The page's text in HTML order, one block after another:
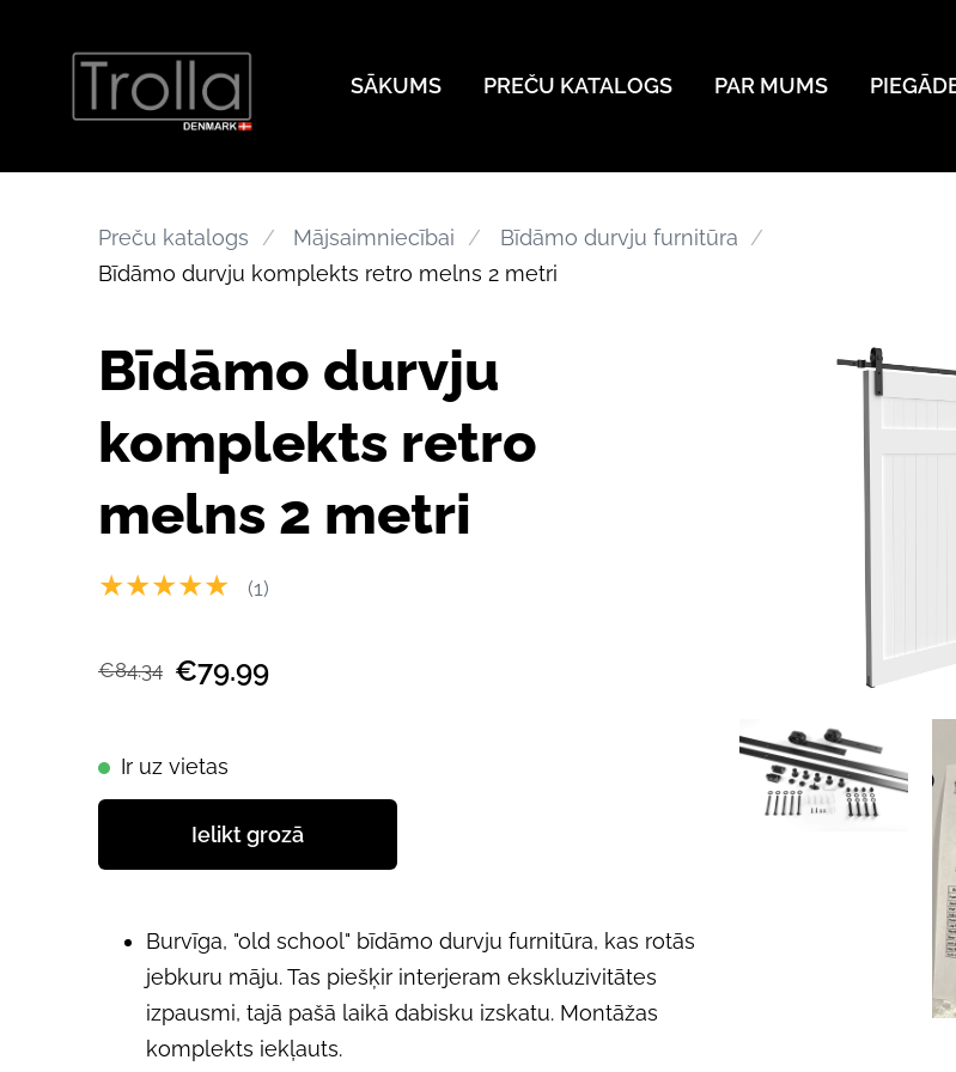
SĀKUMS PREČU KATALOGS PAR MUMS
Preču katalogs Mājsaimniecībai
Bīdāmo durvju furnitūra
Bīdāmo durvju komplekts retro melns 2 metri
Bīdāmo durvju
komplekts retro
melns 2 metri
★★★★★ (1)
€84.34 €79.99
Ir uz vietas
Ielikt grozā
Burvīga, "old school" bīdāmo durvju furnitūra, kas rotās
jebkuru māju. Tas piešķir interjeram ekskluzivitātes
izpausmi, tajā pašā laikā dabisku izskatu. Montāžas
komplekts iekļauts.